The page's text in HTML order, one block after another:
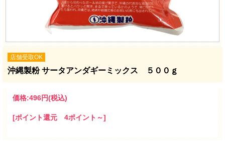
店舗受取OK
沖縄製粉 サータアンダギーミックス ５００ｇ
価格:496円(税込)
[ポイント還元 4ポイント～]